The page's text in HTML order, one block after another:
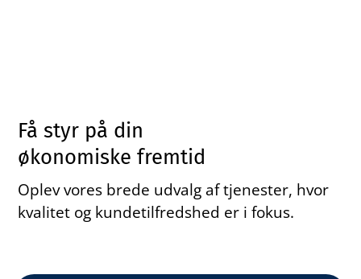
Få styr på din
økonomiske fremtid
Oplev vores brede udvalg af tjenester, hvor
kvalitet og kundetilfredshed er i fokus.